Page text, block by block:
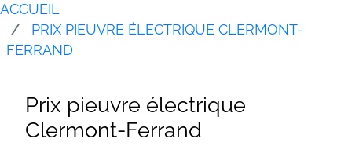
ACCUEIL
PRIX PIEUVRE ÉLECTRIQUE CLERMONT-
FERRAND
Prix pieuvre électrique
Clermont-Ferrand